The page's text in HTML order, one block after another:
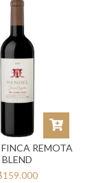
REMOTA
BLEND